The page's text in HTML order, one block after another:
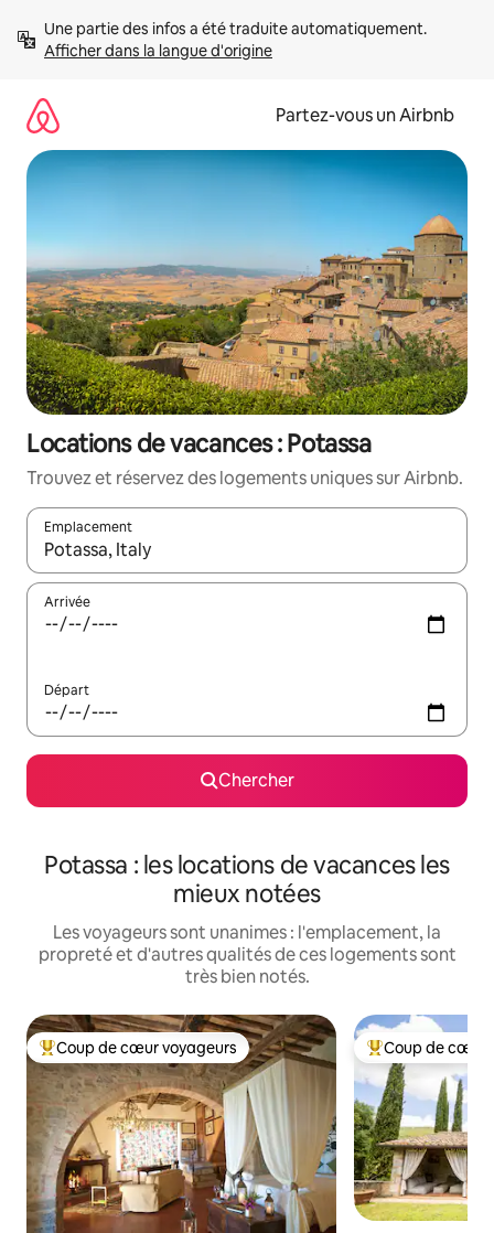
directement
Afficher dans la langue d'origine
Partez-vous un Airbnb
Locations de vacances : Potassa
Trouvez et réservez des logements uniques sur Airbnb.
Emplacement
Quand les résultats sont affichés, parcourez-les en utilisant
Arrivée
Départ
Chercher
Potassa : les locations de vacances les
mieux notées
Les voyageurs sont unanimes : l'emplacement, la
propreté et d'autres qualités de ces logements sont
très bien notés.
Coup de cœur voyageurs parmi les plus aimés
Coup de cœur voyageurs Coup de cœur
Coup de cœur